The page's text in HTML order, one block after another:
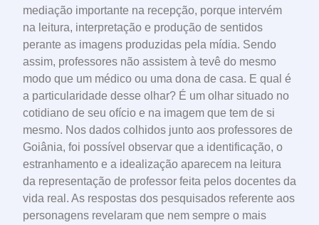
mediação importante na recepção, porque intervém
na leitura, interpretação e produção de sentidos
perante as imagens produzidas pela mídia. Sendo
assim, professores não assistem à tevê do mesmo
modo que um médico ou uma dona de casa. E qual é
a particularidade desse olhar? É um olhar situado no
cotidiano de seu ofício e na imagem que tem de si
mesmo. Nos dados colhidos junto aos professores de
Goiânia, foi possível observar que a identificação, o
estranhamento e a idealização aparecem na leitura
da representação de professor feita pelos docentes da
vida real. As respostas dos pesquisados referente aos
personagens revelaram que nem sempre o mais